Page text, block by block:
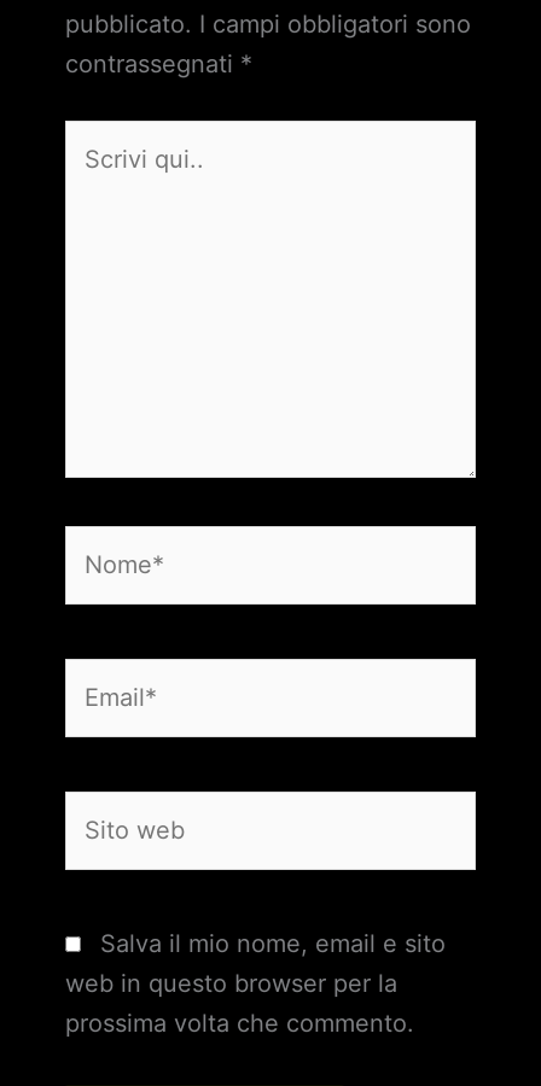
pubblicato. I campi obbligatori sono
contrassegnati *
qui..
web
Salva il mio nome, email e sito
web in questo browser per la
prossima volta che commento.